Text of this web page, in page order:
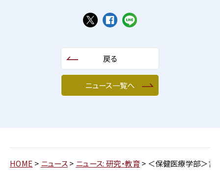
戻る
ニュース一覧へ
HOME > ニュース> ニュース: 研究・教育> ＜保健医療学部＞言